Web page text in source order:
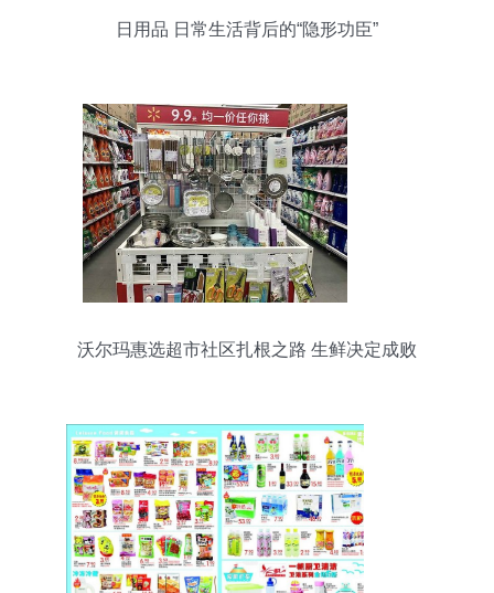
日用品 日常生活背后的“隐形功臣”
沃尔玛惠选超市社区扎根之路 生鲜决定成败